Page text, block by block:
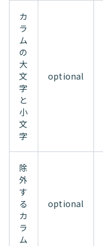
カ
ラ
ム
の
大
文
字
と
小
文
字
optional
除
外
す
る
カ
ラ
ム
optional